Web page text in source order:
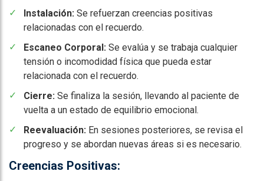
Instalación: Se refuerzan creencias positivas
relacionadas con el recuerdo.
Escaneo Corporal: Se evalúa y se trabaja cualquier
tensión o incomodidad física que pueda estar
relacionada con el recuerdo.
Cierre: Se finaliza la sesión, llevando al paciente de
vuelta a un estado de equilibrio emocional.
Reevaluación: En sesiones posteriores, se revisa el
progreso y se abordan nuevas áreas si es necesario.
Creencias Positivas: